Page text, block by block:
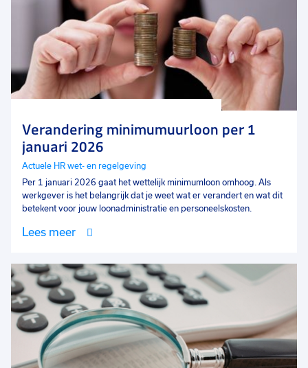
Verandering minimumuurloon per 1
januari 2026
Actuele HR wet- en regelgeving
Per 1 januari 2026 gaat het wettelijk minimumloon omhoog. Als
werkgever is het belangrijk dat je weet wat er verandert en wat dit
betekent voor jouw loonadministratie en personeelskosten.
Lees meer